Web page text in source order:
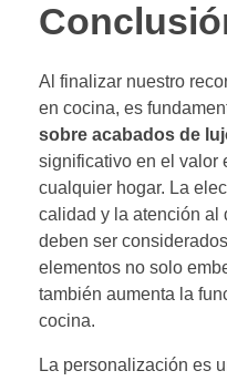
Al finalizar nuestro
en cocina, es
sobre acabados de
significativo en el valor
cualquier hogar. La
calidad y la atención al
deben ser
elementos no solo
también aumenta la
cocina.
La personalización es